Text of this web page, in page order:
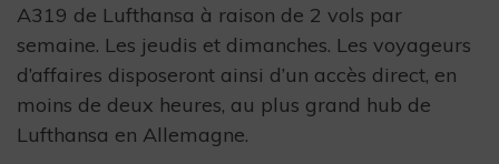
A319 de Lufthansa à raison de 2 vols par
semaine. Les jeudis et dimanches. Les voyageurs
d’affaires disposeront ainsi d’un accès direct, en
moins de deux heures, au plus grand hub de
Lufthansa en Allemagne.